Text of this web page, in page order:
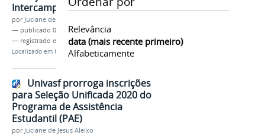
Relevância
data (mais recente primeiro)
Alfabeticamente
Intercampi
por Juciane de Jesus Aleixo
— publicado 04/03/2020
— registrado em:
Proae, Transporte Estudantil
Localizado em Notícias
Univasf prorroga inscrições
para Seleção Unificada 2020 do
Programa de Assistência
Estudantil (PAE)
por Juciane de Jesus Aleixo